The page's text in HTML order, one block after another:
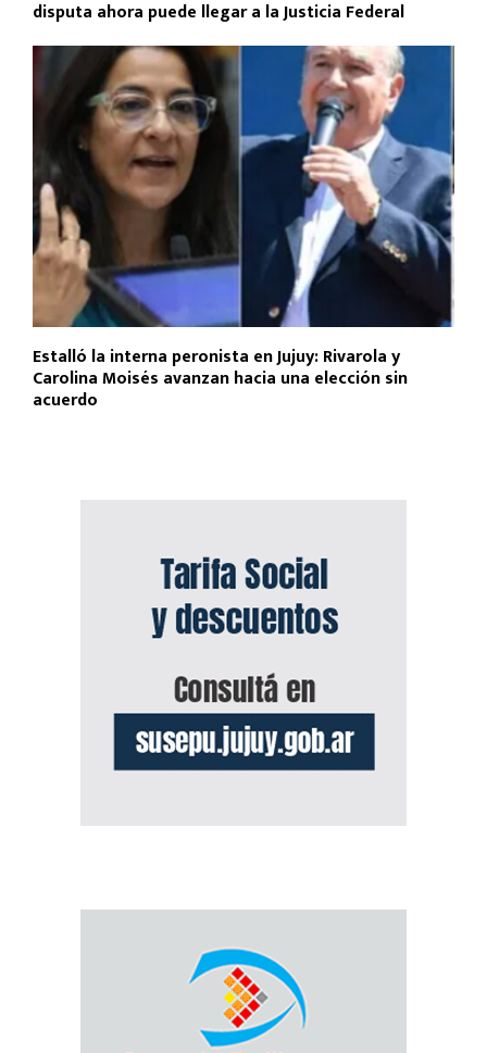
disputa ahora puede llegar a la Justicia Federal
Estalló la interna peronista en Jujuy: Rivarola y
Carolina Moisés avanzan hacia una elección sin
acuerdo